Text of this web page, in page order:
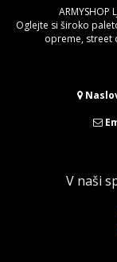
ARMYSHOP
Oglejte si široko
opreme, street
V naši